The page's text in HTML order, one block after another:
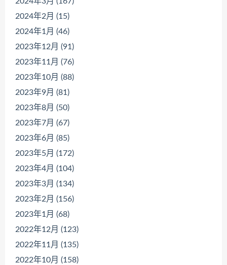
2024年2月 (15)
2024年1月 (46)
2023年12月 (91)
2023年11月 (76)
2023年10月 (88)
2023年9月 (81)
2023年8月 (50)
2023年7月 (67)
2023年6月 (85)
2023年5月 (172)
2023年4月 (104)
2023年3月 (134)
2023年2月 (156)
2023年1月 (68)
2022年12月 (123)
2022年11月 (135)
2022年10月 (158)